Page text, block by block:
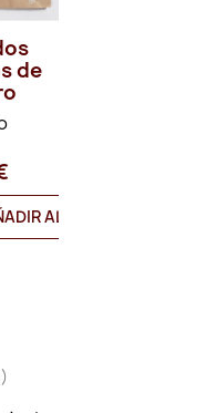
de
AL CARRITO